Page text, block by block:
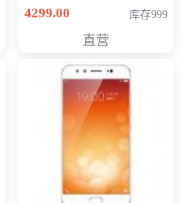
薄学生办公游戏独显笔
NV930-2G独
4299.00 库存999
直营